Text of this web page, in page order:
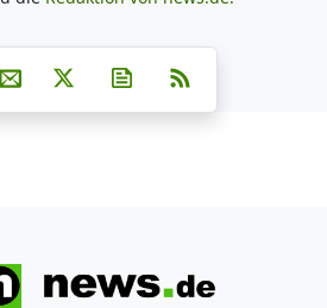
Teilen auf Facebook
Teilen auf Whatsapp
Teilen auf Telegram
auf Pinterest
Per E-Mail teilen
Post auf XNewsletter abonnieren